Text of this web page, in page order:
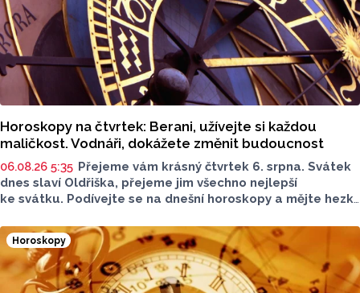
Horoskopy na čtvrtek: Berani, užívejte si každou
maličkost. Vodnáři, dokážete změnit budoucnost
06.08.26 5:35 Přejeme vám krásný čtvrtek 6. srpna. Svátek
dnes slaví Oldřiška, přejeme jim všechno nejlepší
ke svátku. Podívejte se na dnešní horoskopy a mějte hezký
Horoskopy